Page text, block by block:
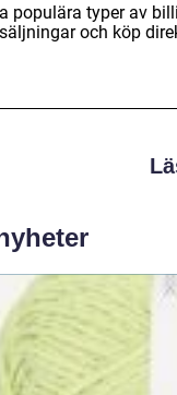
populära typer av
och köp